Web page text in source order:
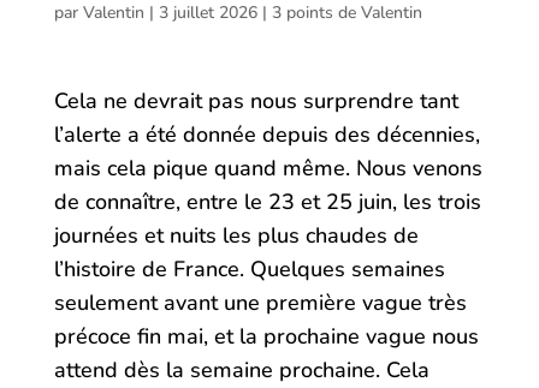
par Valentin | 3 juillet 2026| 3 points de Valentin
Cela ne devrait pas nous surprendre tant
l’alerte a été donnée depuis des décennies,
mais cela pique quand même. Nous venons
de connaître, entre le 23 et 25 juin, les trois
journées et nuits les plus chaudes de
l’histoire de France. Quelques semaines
seulement avant une première vague très
précoce fin mai, et la prochaine vague nous
attend dès la semaine prochaine. Cela